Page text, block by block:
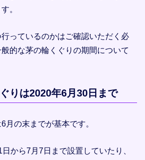
。
っているのかはご確認いただく必
的な茅の輪くぐりの期間について
りは2020年6月30日まで
月の末までが基本です。
から7月7日まで設置していたり、